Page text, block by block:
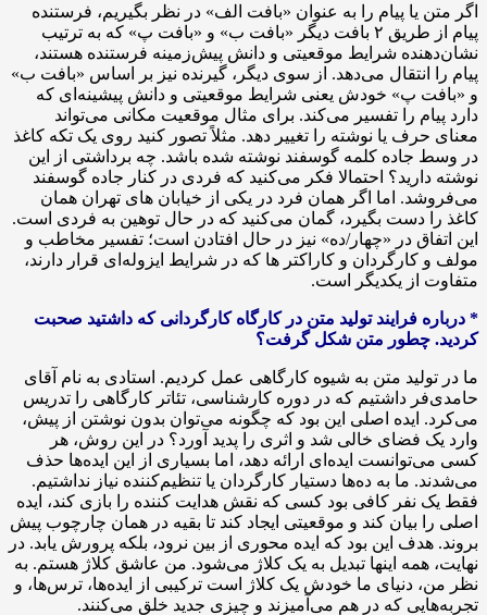
اگر متن یا پیام را به عنوان «بافت الف» در نظر بگیریم، فرستنده
پیام از طریق ۲ بافت دیگر «بافت ب» و «بافت پ» که به ترتیب
نشان‌دهنده شرایط موقعیتی و دانش پیش‌زمینه فرستنده هستند،
پیام را انتقال می‌دهد. از سوی دیگر، گیرنده نیز بر اساس «بافت ب»
و «بافت پ» خودش یعنی شرایط موقعیتی و دانش پیشینه‌ای که
دارد پیام را تفسیر می‌کند. برای مثال موقعیت مکانی می‌تواند
معنای حرف یا نوشته را تغییر دهد. مثلاً تصور کنید روی یک تکه کاغذ
در وسط جاده کلمه گوسفند نوشته شده باشد. چه برداشتی از این
نوشته دارید؟ احتمالا فکر می‌کنید که فردی در کنار جاده گوسفند
می‌فروشد. اما اگر همان فرد در یکی از خیابان های تهران همان
کاغذ را دست بگیرد، گمان می‌کنید که در حال توهین به فردی است.
این اتفاق در «چهار/ده» نیز در حال افتادن است؛ تفسیر مخاطب و
مولف و کارگردان و کاراکتر ها که در شرایط ایزوله‌ای قرار دارند،
متفاوت از یکدیگر است.
* درباره فرایند تولید متن در کارگاه کارگردانی که داشتید صحبت
کردید. چطور متن شکل گرفت؟
ما در تولید متن به شیوه کارگاهی عمل کردیم. استادی به نام آقای
حامدی‌فر داشتیم که در دوره کارشناسی، تئاتر کارگاهی را تدریس
می‌کرد. ایده اصلی این بود که چگونه می‌توان بدون نوشتن از پیش،
وارد یک فضای خالی شد و اثری را پدید آورد؟ در این روش، هر
کسی می‌توانست ایده‌ای ارائه دهد، اما بسیاری از این ایده‌ها حذف
می‌شدند. ما به ده‌ها دستیار کارگردان یا تنظیم‌کننده نیاز نداشتیم.
فقط یک نفر کافی بود کسی که نقش هدایت کننده را بازی کند، ایده
اصلی را بیان کند و موقعیتی ایجاد کند تا بقیه در همان چارچوب پیش
بروند. هدف این بود که ایده محوری از بین نرود، بلکه پرورش یابد. در
نهایت، همه اینها تبدیل به یک کلاژ می‌شود. من عاشق کلاژ هستم. به
نظر من، دنیای ما خودش یک کلاژ است ترکیبی از ایده‌ها، ترس‌ها، و
تجربه‌هایی که در هم می‌آمیزند و چیزی جدید خلق می‌کنند.